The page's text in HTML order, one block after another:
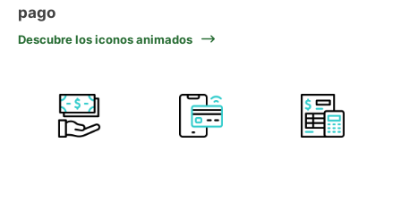
pago
Descubre los iconos animados